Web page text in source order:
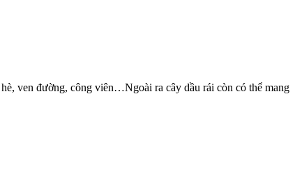
ven đường, công viên…Ngoài ra cây dầu rái còn có thể mang